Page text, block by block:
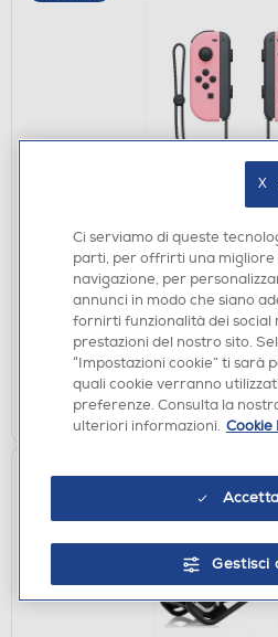
€ 79,90
€ 79,99consigliato
Acquisto online:disponibile
Ritiro in negozio in 30' gratuito:
Ci serviamo di queste
parti, per offrirti una migliore
navigazione, per
annunci in modo che siano
fornirti funzionalità dei social
prestazioni del nostro sito.
“Impostazioni cookie” ti sarà
quali cookie verranno
preferenze. Consulta la
ulteriori informazioni. Cookie
Gestisci
X